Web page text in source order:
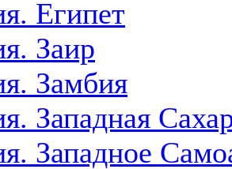
Египет
Заир
Замбия
Западная
Западное